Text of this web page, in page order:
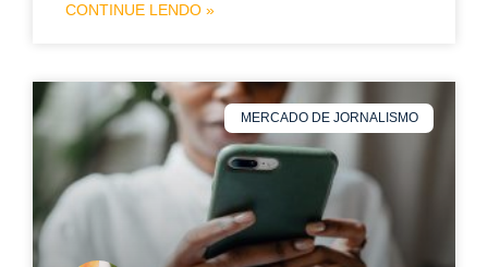
CONTINUE LENDO »
MERCADO DE JORNALISMO